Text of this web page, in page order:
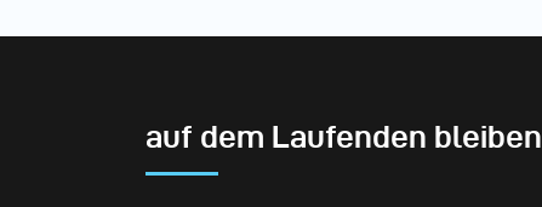
auf dem Laufenden bleiben